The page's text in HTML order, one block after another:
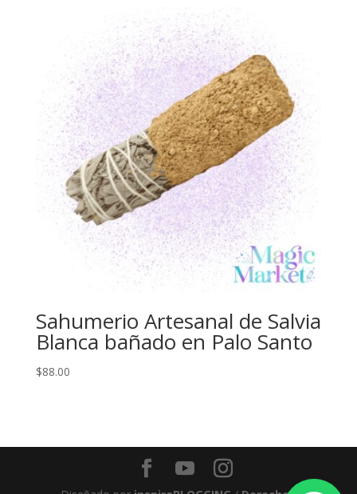
Sahumerio Artesanal de Salvia
Blanca bañado en Palo Santo
$88.00